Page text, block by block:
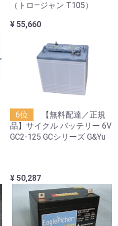
（トロ―ジャン T105）
¥ 55,660
6位
【無料配達／正規
品】サイクル バッテリー 6V
GC2-125 GCシリーズ G&Yu
¥ 50,287